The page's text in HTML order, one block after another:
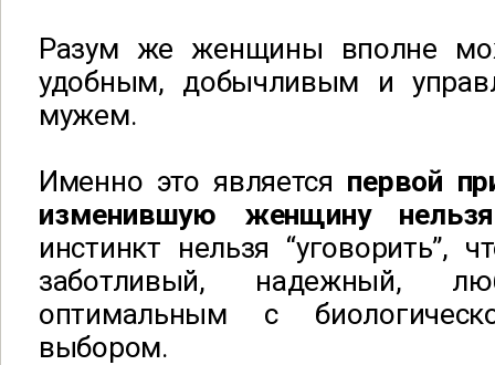
Разум же женщины вполне
удобным, добычливым и
мужем.
Именно это является первой
изменившую женщину
инстинкт нельзя “уговорить”,
заботливый, надежный,
оптимальным с
выбором.